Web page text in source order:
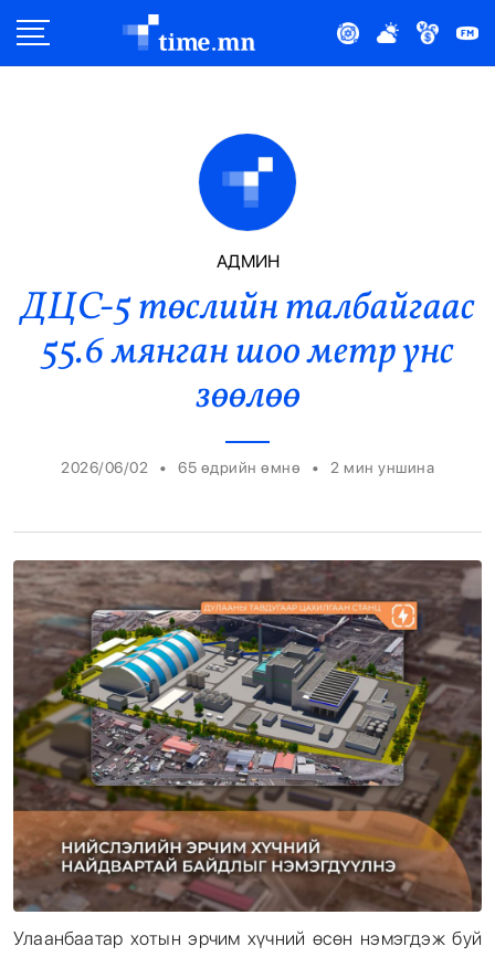
Эдийн Засаг
Нийтлэлчийн Булан
Эрүүл Мэнд
Орон Нутаг
Спорт
Энтертайнмент
Эрэн Сурвалжилга
АДМИН
ДЦС-5 төслийн талбайгаас
55.6 мянган шоо метр үнс
зөөлөө
2026/06/02 • 65 өдрийн өмнө • 2 мин уншина
Улаанбаатар хотын эрчим хүчний өсөн нэмэгдэж буй